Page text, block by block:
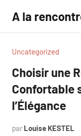
contenu
A la
Uncategorized
Choisir une
Confortable
l’Élégance
par Louise KESTEL